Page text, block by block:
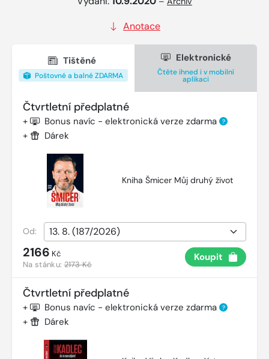
Anotace
Tištěné
Poštovné a balné ZDARMA
Elektronické
Čtěte ihned i v mobilní
aplikaci
Čtvrtletní předplatné
+ Bonus navíc - elektronická verze zdarma ?
+ Dárek
Kniha Šmicer Můj druhý život
Od:
2166 Kč
Na stánku:2173 Kč
Koupit
Čtvrtletní předplatné
+ Bonus navíc - elektronická verze zdarma ?
+ Dárek